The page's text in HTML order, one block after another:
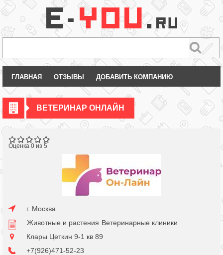
ГЛАВНАЯ ОТЗЫВЫ ДОБАВИТЬ КОМПАНИЮ
ВЕТЕРИНАР ОНЛАЙН
Оценка 0 из 5
г. Москва
Животные и растения Ветеринарные клиники
Клары Цеткин 9-1 кв 89
+7(926)471-52-23